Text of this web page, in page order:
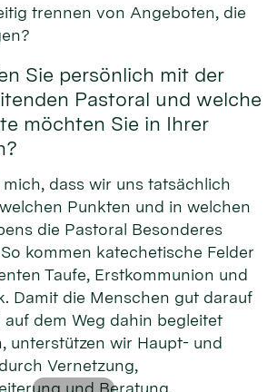
trennen von Angeboten, die
Sie persönlich mit der
Pastoral und welche
möchten Sie in Ihrer
dass wir uns tatsächlich
Punkten und in welchen
die Pastoral Besonderes
kommen katechetische Felder
Taufe, Erstkommunion und
Damit die Menschen gut darauf
dem Weg dahin begleitet
unterstützen wir Haupt- und
Vernetzung,
und Beratung.